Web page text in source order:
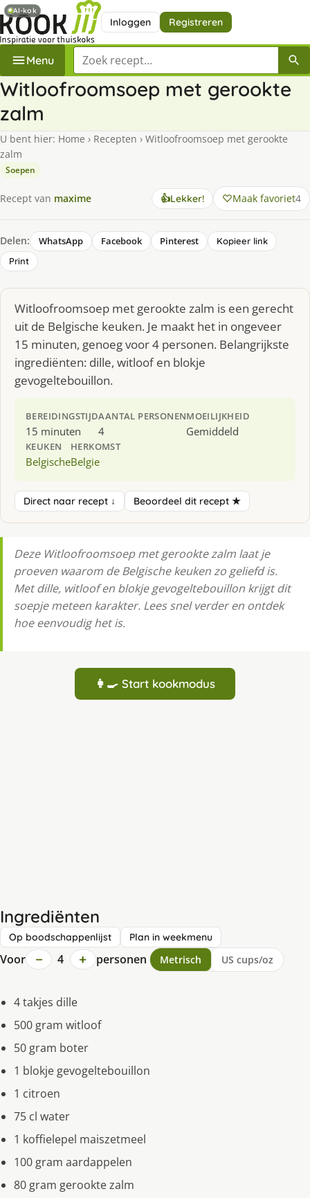
Inloggen Registreren
Menu Zoek een recept
Witloofroomsoep met gerookte
zalm
U bent hier: Home › Recepten › Witloofroomsoep met gerookte
zalm
Soepen
Recept van maxime 👍Lekker! Maak favoriet4
Delen: WhatsApp Facebook Pinterest
Kopieer link
Print
Witloofroomsoep met gerookte zalm is een gerecht
uit de Belgische keuken. Je maakt het in ongeveer
15 minuten, genoeg voor 4 personen. Belangrijkste
ingrediënten: dille, witloof en blokje
gevogeltebouillon.
BEREIDINGSTIJD
15 minuten
AANTAL PERSONEN
4
MOEILIJKHEID
Gemiddeld
KEUKEN
Belgische
HERKOMST
Belgie
Direct naar recept ↓ Beoordeel dit recept ★
Deze Witloofroomsoep met gerookte zalm laat je
proeven waarom de Belgische keuken zo geliefd is.
Met dille, witloof en blokje gevogeltebouillon krijgt dit
soepje meteen karakter. Lees snel verder en ontdek
hoe eenvoudig het is.
👩‍🍳 Start kookmodus
Ingrediënten
Op boodschappenlijst Plan in weekmenu
Voor − 4 + personen Metrisch US cups/oz
4 takjes dille
500 gram witloof
50 gram boter
1 blokje gevogeltebouillon
1 citroen
75 cl water
1 koffielepel maiszetmeel
100 gram aardappelen
80 gram gerookte zalm
AI-kok